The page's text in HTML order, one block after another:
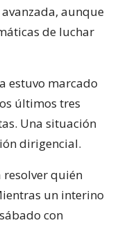
aunque
de luchar
estuvo marcado
últimos tres
Una situación
dirigencial.
resolver quién
un interino
con